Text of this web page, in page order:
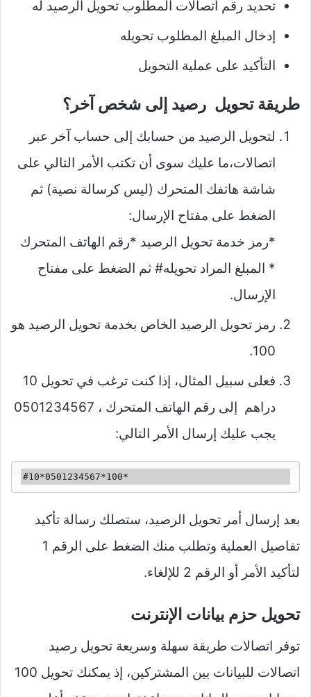
تحديد رقم اتصالات المطلوب تحويل الرصيد له
إدخال المبلغ المطلوب تحويله
التأكيد على عملية التحويل
طريقة تحويل رصيد إلى شخص آخر؟
لتحويل الرصيد من حسابك إلى حساب آخر عبر
اتصالات،ما عليك سوى أن تكتب الأمر التالي على
شاشة هاتفك المتحرك (ليس كرسالة نصية) ثم
الضغط على مفتاح الإرسال:
*رمز خدمة تحويل الرصيد *رقم الهاتف المتحرك
* المبلغ المراد تحويله# ثم الضغط على مفتاح
الإرسال.
رمز تحويل الرصيد الخاص بخدمة تحويل الرصيد هو
100.
فعلى سبيل المثال، إذا كنت ترغب في تحويل 10
دراهم إلى رقم الهاتف المتحرك ، 0501234567
يجب عليك إرسال الأمر التالي:
#10*0501234567*100*
بعد إرسال أمر تحويل الرصيد، ستصلك رسالة تأكيد
تفاصيل العملية وتطلب منك الضغط على الرقم 1
لتأكيد الأمر أو الرقم 2 للإلغاء.
تحويل حزم بيانات الإنترنت
توفر اتصالات طريقة سهلة وسريعة تحويل رصيد
اتصالات للبيانات بين المشتركين، إذ يمكنك تحويل 100